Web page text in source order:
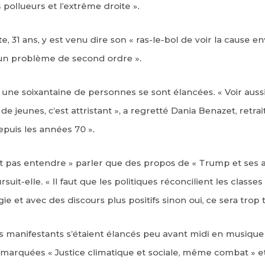
pollueurs et l’extrême droite ».
31 ans, y est venu dire son « ras-le-bol de voir la cause
problème de second ordre ».
une soixantaine de personnes se sont élancées. « Voir
jeunes, c’est attristant », a regretté Dania Benazet,
les années 70 ».
pas entendre » parler que des propos de « Trump et ses
elle. « Il faut que les politiques réconcilient les
et avec des discours plus positifs sinon oui, ce sera trop
manifestants s’étaient élancés peu avant midi en
« Justice climatique et sociale, même combat »